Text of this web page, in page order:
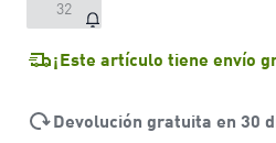
32
¡Este artículo tiene envío
Devolución gratuita en 30